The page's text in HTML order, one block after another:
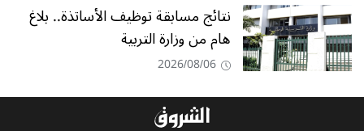
نتائج مسابقة توظيف الأساتذة.. بلاغ
هام من وزارة التربية
2026/08/06